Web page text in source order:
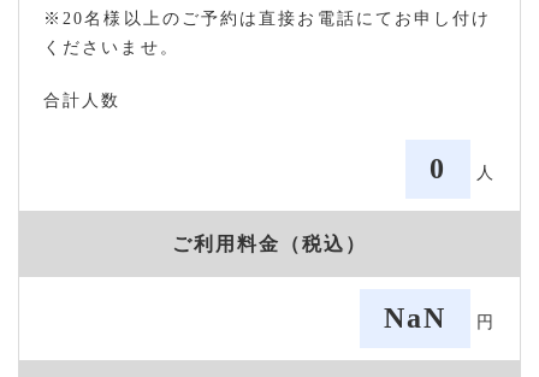
※20名様以上のご予約は直接お電話にてお申し付け
くださいませ。
合計人数
0 人
ご利用料金（税込）
NaN 円